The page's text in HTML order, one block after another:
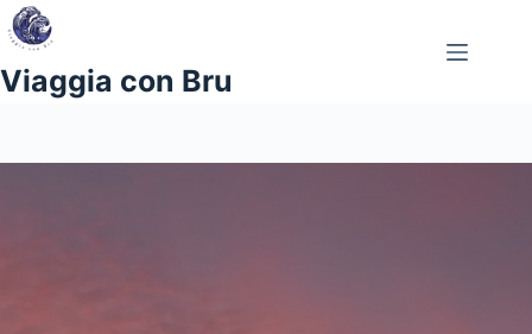
Salta
al
contenuto
Viaggia con Bru